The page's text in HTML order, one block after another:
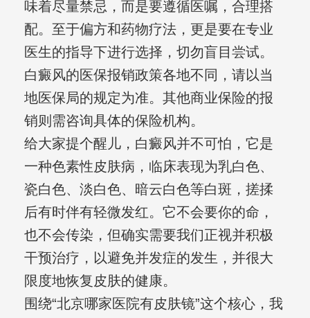
味着尽量禁忌，而是要遵循医嘱，合理搭
配。至于偏方和药物疗法，更是要在专业
医生的指导下进行选择，切勿盲目尝试。
白癜风的医保报销政策各地不同，请以当
地医保局的规定为准。其他商业保险的报
销则需咨询具体的保险机构。
给大家提个醒儿，白癜风并不可怕，它是
一种色素性皮肤病，临床表现为乳白色、
瓷白色、淡白色、暗云白色等白斑，搓揉
后有时伴有轻微发红。它不会要你的命，
也不会传染，但确实需要我们正视并积极
干预治疗，以避免并发症的发生，并很大
限度地恢复皮肤的健康。
围绕“北京哪家医院有皮肤镜”这个核心，我